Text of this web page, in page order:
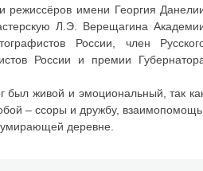
режиссёров имени Георгия
Л.Э. Верещагина
России, член
России и премии
был живой и эмоциональный, так
– ссоры и дружбу, взаимопомощь,
деревне.